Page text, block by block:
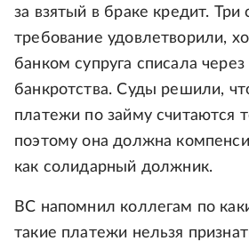
за взятый в браке кредит. Три
требование удовлетворили,
банком супруга списала
банкротства. Суды решили,
платежи по займу считаются
поэтому она должна
как солидарный должник.
ВС напомнил коллегам по
такие платежи нельзя